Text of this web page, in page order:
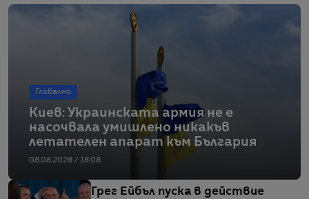
Глобално
Киев: Украинската армия не е
насочвала умишлено никакъв
летателен апарат към България
08.08.2026 / 18:08
Грег Ейбъл пуска в действие